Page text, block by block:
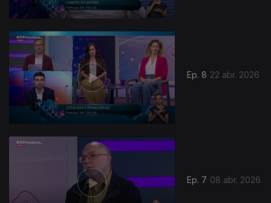
Ep. 8 22 abr. 2026
Ep. 7 08 abr. 2026